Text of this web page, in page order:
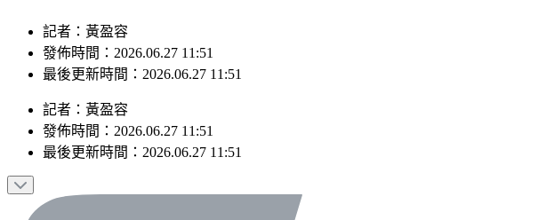
記者：黃盈容
發佈時間：2026.06.27 11:51
最後更新時間：2026.06.27 11:51
記者 ： 黃盈容
發佈時間： 2026.06.27 11:51
最後更新時間： 2026.06.27 11:51